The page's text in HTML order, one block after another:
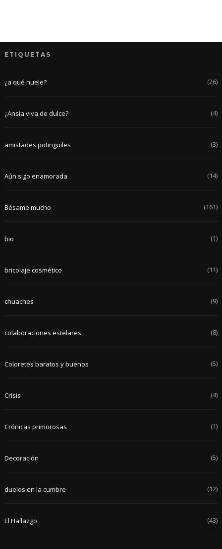
ETIQUETAS
¿a qué huele? (26)
¿Ansia viva de dulce? (4)
amistades potinguiles (3)
Aún sigo enamorada (14)
Bésame mucho (161)
bio (1)
bricolaje cosmético (11)
chuaches (9)
colaboraciones estelares (8)
Coloretes baratos y buenos (5)
Crisis (4)
Crónicas primorosas (1)
Decoración (5)
duelos en la cumbre (12)
El Hallazgo (43)